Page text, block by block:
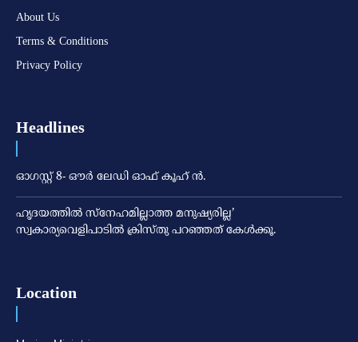
About Us
Terms & Conditions
Privacy Policy
Headlines
ഓഗസ്റ്റ് 8- ഔര്‍ ലേഡി ഓഫ് കൂഹ് ന്‍.
ഹൃദയത്തില്‍ സ്‌നേഹമില്ലാത്ത മനുഷ്യരില്ല’
സ്വകാര്യവെളിപാടില്‍ ക്രിസ്തു പറഞ്ഞത് കേള്‍ക്കൂ.
Location